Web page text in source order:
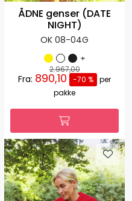
ÅDNE genser (DATE
NIGHT)
OK 08-04G
+
2.967,00
Fra: 890,10 -70 % per
pakke